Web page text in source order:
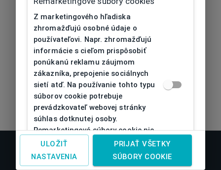
Z marketingového hľadiska
zhromažďujú osobné údaje o
používateľovi. Napr. zhromažďujú
informácie s cieľom prispôsobiť
ponúkanú reklamu záujmom
zákazníka, prepojenie sociálnych
sietí atď. Na používanie tohto typu
súborov cookie potrebuje
prevádzkovateľ webovej stránky
súhlas dotknutej osoby.
Remarketingové súbory cookie nie
je možné bez takéhoto súhlasu
používať
ULOŽIŤ
NASTAVENIA
PRIJAŤ VŠETKY
SÚBORY COOKIE